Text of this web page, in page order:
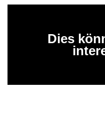
Dies